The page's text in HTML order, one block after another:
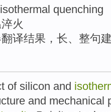
quenching
火
译结果，长、整句
of silicon and
and mechanical